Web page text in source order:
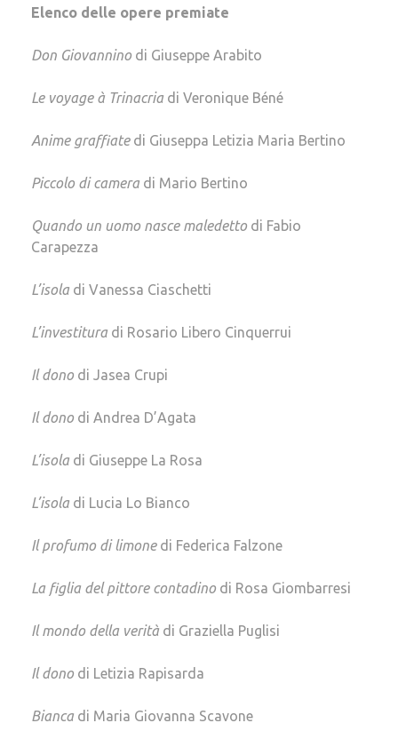
Elenco delle opere premiate
Don Giovannino di Giuseppe Arabito
Le voyage à Trinacria di Veronique Béné
Anime graffiatedi Giuseppa Letizia Maria Bertino
Piccolo di camera di Mario Bertino
Quando un uomo nasce maledetto di Fabio
Carapezza
L’isola di Vanessa Ciaschetti
L’investitura di Rosario Libero Cinquerrui
Il dono di Jasea Crupi
Il dono di Andrea D’Agata
L’isola di Giuseppe La Rosa
L’isola di Lucia Lo Bianco
Il profumo di limonedi Federica Falzone
La figlia del pittore contadino di Rosa Giombarresi
Il mondo della verità di Graziella Puglisi
Il dono di Letizia Rapisarda
Bianca di Maria Giovanna Scavone